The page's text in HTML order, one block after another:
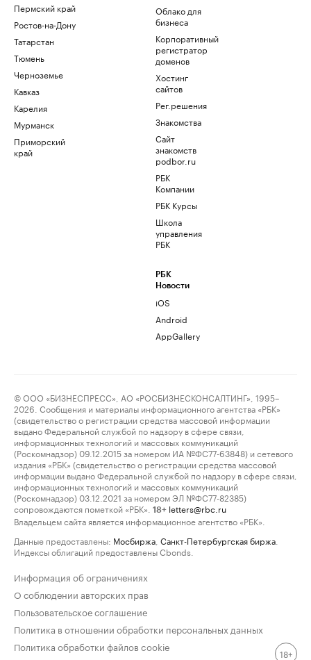
Пермский край
Ростов-на-Дону
Татарстан
Тюмень
Черноземье
Кавказ
Карелия
Мурманск
Приморский
край
Облако для
бизнеса
Корпоративный
регистратор
доменов
Хостинг
сайтов
Рег.решения
Знакомства
Сайт
знакомств
podbor.ru
РБК
Компании
РБК Курсы
Школа
управления
РБК
РБК
Новости
iOS
Android
AppGallery
© ООО «БИЗНЕСПРЕСС», АО «РОСБИЗНЕСКОНСАЛТИНГ», 1995–
2026. Сообщения и материалы информационного агентства «РБК»
(свидетельство о регистрации средства массовой информации
выдано Федеральной службой по надзору в сфере связи,
информационных технологий и массовых коммуникаций
(Роскомнадзор) 09.12.2015 за номером ИА №ФС77-63848) и сетевого
издания «РБК» (свидетельство о регистрации средства массовой
информации выдано Федеральной службой по надзору в сфере связи,
информационных технологий и массовых коммуникаций
(Роскомнадзор) 03.12.2021 за номером ЭЛ №ФС77-82385)
сопровождаются пометкой «РБК».
18+ letters@rbc.ru
Владельцем сайта является информационное агентство «РБК».
Данные предоставлены: Мосбиржа Санкт-Петербургская биржа
Индексы облигаций предоставлены Cbonds.
Информация об ограничениях
О соблюдении авторских прав
Пользовательское соглашение
Политика в отношении обработки персональных данных
Политика обработки файлов cookie
18+